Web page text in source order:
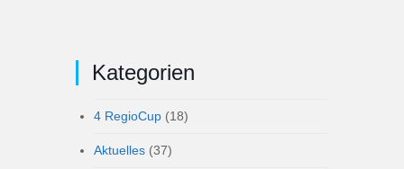
Kategorien
4 RegioCup (18)
Aktuelles (37)